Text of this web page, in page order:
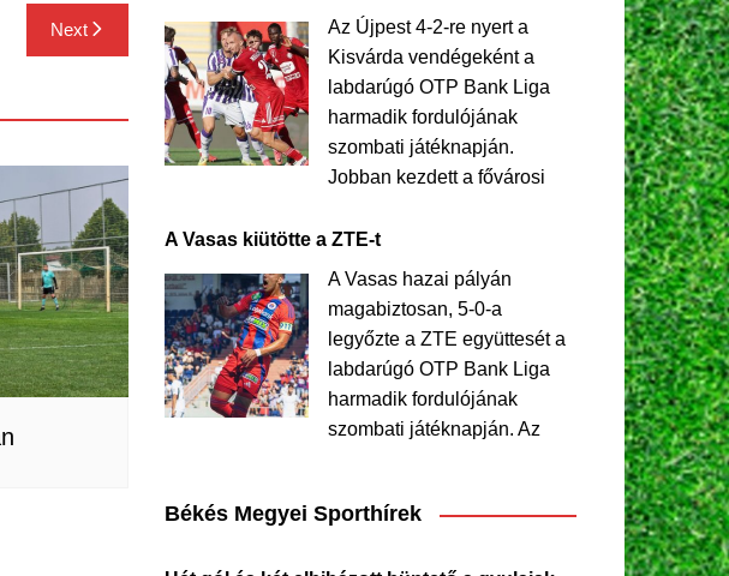
Next
Az Újpest 4-2-re nyert a
Kisvárda vendégeként a
labdarúgó OTP Bank Liga
harmadik fordulójának
szombati játéknapján.
Jobban kezdett a fővárosi
A Vasas kiütötte a ZTE-t
A Vasas hazai pályán
magabiztosan, 5-0-a
legyőzte a ZTE együttesét a
labdarúgó OTP Bank Liga
harmadik fordulójának
szombati játéknapján. Az
Békés Megyei Sporthírek